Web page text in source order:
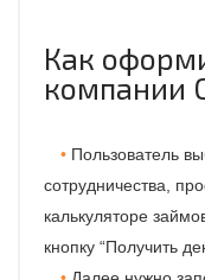
Как
компании
Пользователь
сотрудничества,
калькуляторе
кнопку “Получить